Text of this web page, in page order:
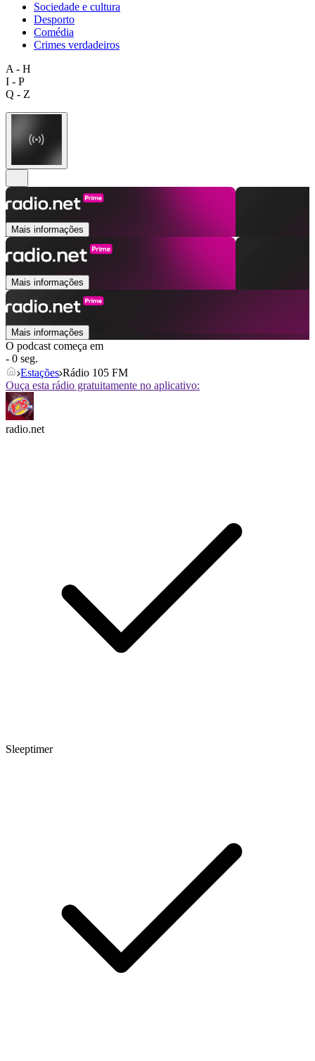
Sociedade e cultura
Desporto
Comédia
Crimes verdadeiros
A - H
I - P
Q - Z
Mais informações
Mais informações
Mais informações
O podcast começa em
- 0 seg.
Estações Rádio 105 FM
Ouça esta rádio gratuitamente no aplicativo:
radio.net
Sleeptimer